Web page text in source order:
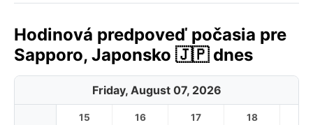
Hodinová predpoveď počasia pre
Sapporo, Japonsko 🇯🇵 dnes
Friday, August 07, 2026
15 16 17 18